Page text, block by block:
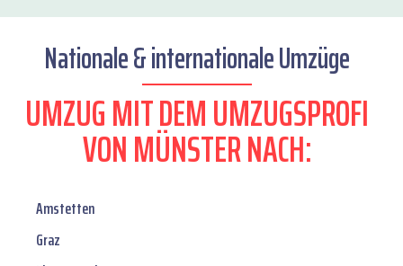
Nationale & internationale Umzüge
UMZUG MIT DEM UMZUGSPROFI
VON MÜNSTER NACH:
Amstetten
Graz